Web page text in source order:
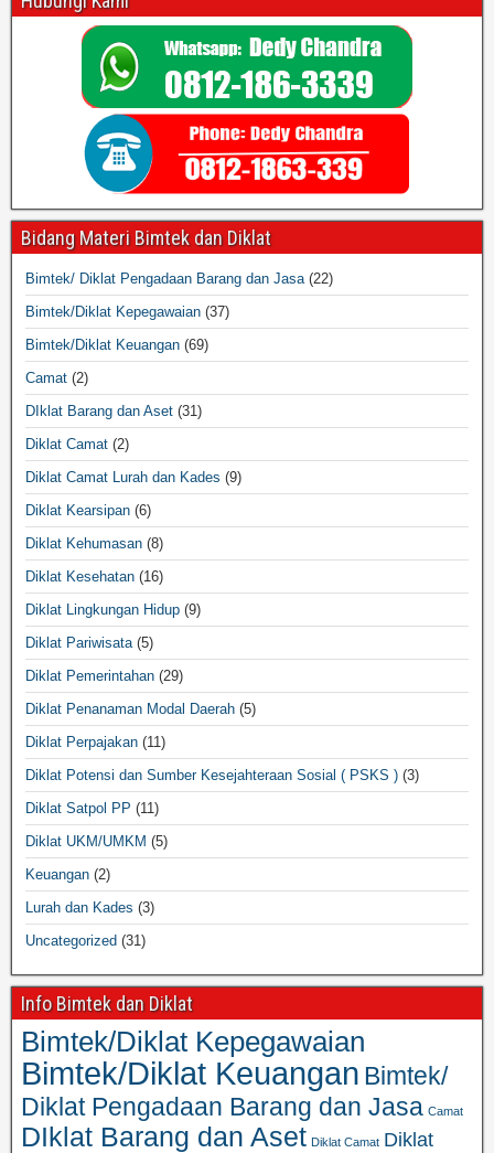
Bidang Materi Bimtek dan Diklat
Bimtek/ Diklat Pengadaan Barang dan Jasa(22)
Bimtek/Diklat Kepegawaian (37)
Bimtek/Diklat Keuangan (69)
Camat (2)
DIklat Barang dan Aset (31)
Diklat Camat (2)
Diklat Camat Lurah dan Kades (9)
Diklat Kearsipan (6)
Diklat Kehumasan (8)
Diklat Kesehatan (16)
Diklat Lingkungan Hidup (9)
Diklat Pariwisata(5)
Diklat Pemerintahan (29)
Diklat Penanaman Modal Daerah (5)
Diklat Perpajakan (11)
Diklat Potensi dan Sumber Kesejahteraan Sosial ( PSKS ) (3)
Diklat Satpol PP (11)
Diklat UKM/UMKM (5)
Keuangan (2)
Lurah dan Kades (3)
Uncategorized (31)
Info Bimtek dan Diklat
Bimtek/Diklat Kepegawaian
Bimtek/Diklat Keuangan Bimtek/
Diklat Pengadaan Barang dan Jasa Camat
DIklat Barang dan Aset Diklat Camat Diklat